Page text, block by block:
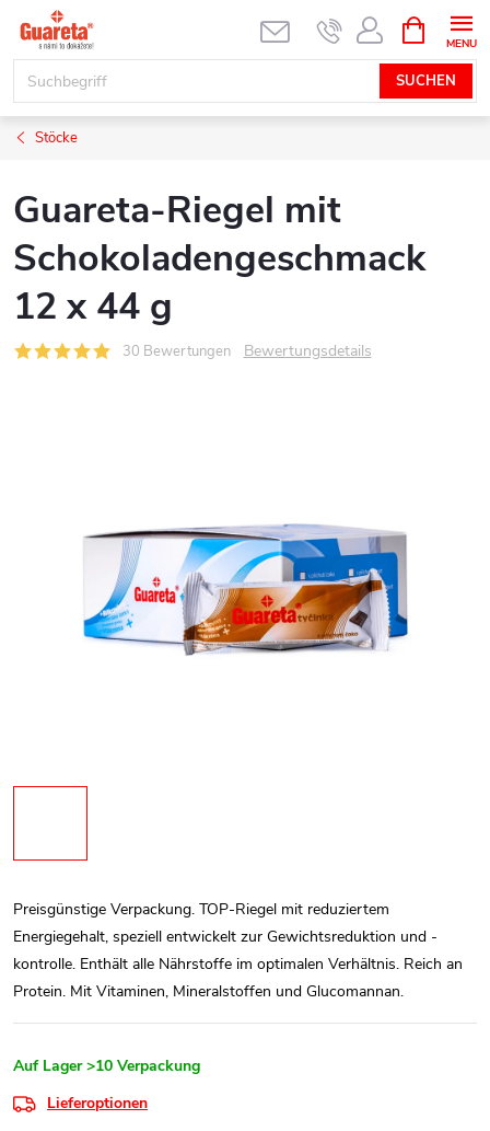
Inhalt
springen
SUCHEN
Stöcke
Guareta-Riegel mit
Schokoladengeschmack
12 x 44 g
30 Bewertungen Bewertungsdetails
Preisgünstige Verpackung. TOP-Riegel mit reduziertem
Energiegehalt, speziell entwickelt zur Gewichtsreduktion und -
kontrolle. Enthält alle Nährstoffe im optimalen Verhältnis. Reich an
Protein. Mit Vitaminen, Mineralstoffen und Glucomannan.
Auf Lager >10 Verpackung
Lieferoptionen